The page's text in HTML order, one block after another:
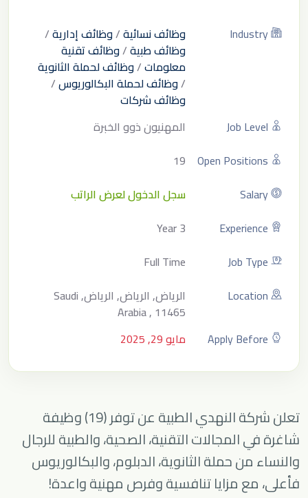
Industry وظائف نسائية/وظائف إدارية/
وظائف طبية/وظائف تقنية
معلومات/وظائف لحملة الثانوية
/وظائف لحملة البكالوريوس/
وظائف شركات
Job Level
المهنيون ذوو الخبرة
Open Positions
19
Salary
سجل الدخول لعرض الراتب
Experience
3 Year
Job Type
Full Time
Location
الرياض, الرياض, الرياض, Saudi
Arabia , 11465
Apply Before
مايو 29, 2025
تعلن شركة النهدي الطبية عن توفر (19) وظيفة
شاغرة في المجالات التقنية، الصحية، والطبية للرجال
والنساء من حملة الثانوية، الدبلوم، والبكالوريوس
فأعلى، مع مزايا تنافسية وفرص مهنية واعدة!